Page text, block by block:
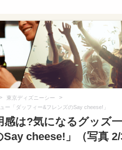
東京ディズニーシー >
ー「ダッフィー&フレンズのSay cheese!」
感は?気になるグッズ
cheese!」（写真 2/